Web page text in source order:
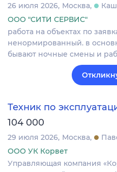
26 июля 2026 Москва
ООО "СИТИ СЕРВИС"
работа на объектах по
ненормированный. в
бывают ночные смены и
Техник по
104 000
29 июля 2026 Москва
ООО УК Корвет
Управляющая компания